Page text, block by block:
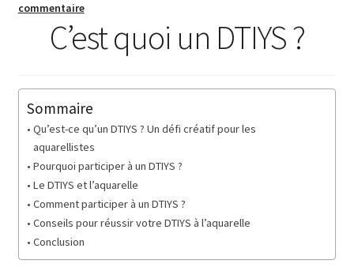
commentaire
C’est quoi un DTIYS ?
Sommaire
Qu’est-ce qu’un DTIYS ? Un défi créatif pour les
aquarellistes
Pourquoi participer à un DTIYS ?
Le DTIYS et l’aquarelle
Comment participer à un DTIYS ?
Conseils pour réussir votre DTIYS à l’aquarelle
Conclusion